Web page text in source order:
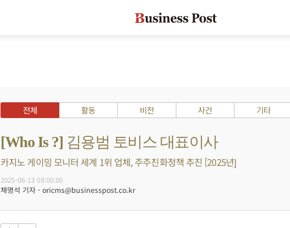
전체 활동 비전 사건 기타
[Who Is ?] 김용범 토비스 대표이사
카지노 게이밍 모니터 세계 1위 업체, 주주친화정책 추진 [2025년]
2025-06-13 08:00:00
채명석 기자 - oricms@businesspost.co.kr